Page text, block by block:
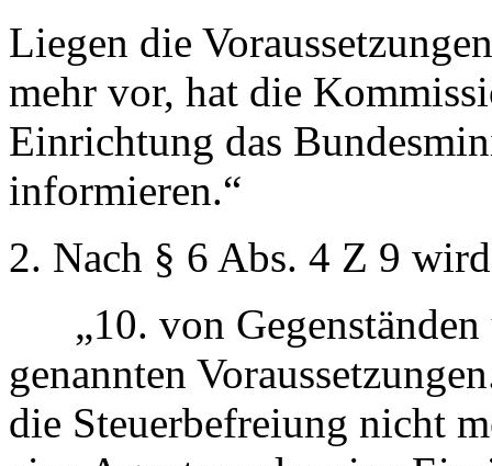
Liegen die
mehr vor, hat die
Einrichtung das
informieren.“
2. Nach § 6 Abs. 4 Z 9
„10. von Gegenständen
genannten
die Steuerbefreiung nicht